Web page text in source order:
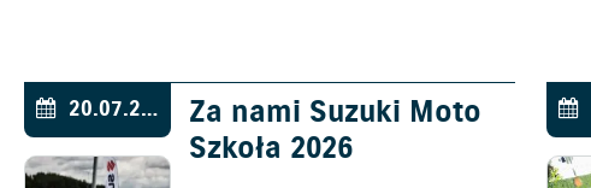
20.07.2026
Za nami Suzuki Moto
Szkoła 2026